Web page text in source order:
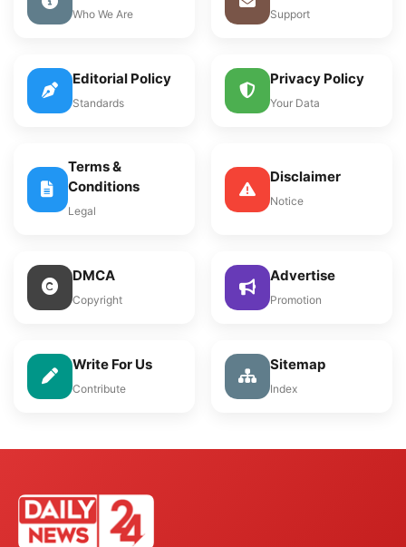
Who We Are Support
Editorial Policy
Standards
Privacy Policy
Your Data
Terms &
Conditions
Legal
Disclaimer
Notice
DMCA
Copyright
Advertise
Promotion
Write For Us
Contribute
Sitemap
Index